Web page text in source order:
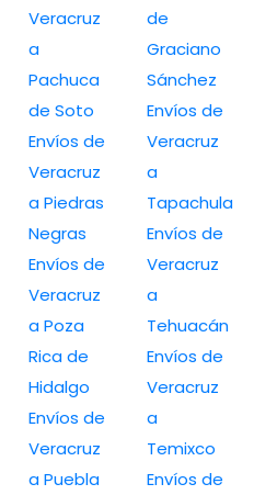
Veracruz
a
Pachuca
de Soto
Envíos de
Veracruz
a Piedras
Negras
Envíos de
Veracruz
a Poza
Rica de
Hidalgo
Envíos de
Veracruz
a Puebla
de
Graciano
Sánchez
Envíos de
Veracruz
a
Tapachula
Envíos de
Veracruz
a
Tehuacán
Envíos de
Veracruz
a
Temixco
Envíos de